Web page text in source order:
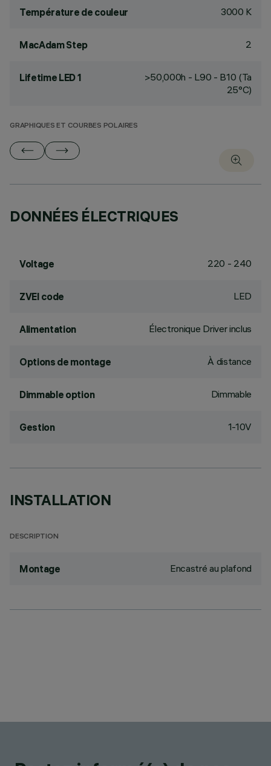
Température de couleur 3000 K
MacAdam Step 2
Lifetime LED 1
>50,000h - L90 - B10 (Ta
25°C)
GRAPHIQUES ET COURBES POLAIRES
DONNÉES ÉLECTRIQUES
Voltage 220 - 240
ZVEI code LED
Alimentation Électronique Driver inclus
Options de montage À distance
Dimmable option Dimmable
Gestion 1-10V
INSTALLATION
DESCRIPTION
Montage Encastré au plafond